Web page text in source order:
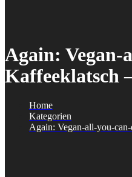
Again: Vegan-
Kaffeeklatsch
Home
Kategorien
Again: Vegan-all-you-